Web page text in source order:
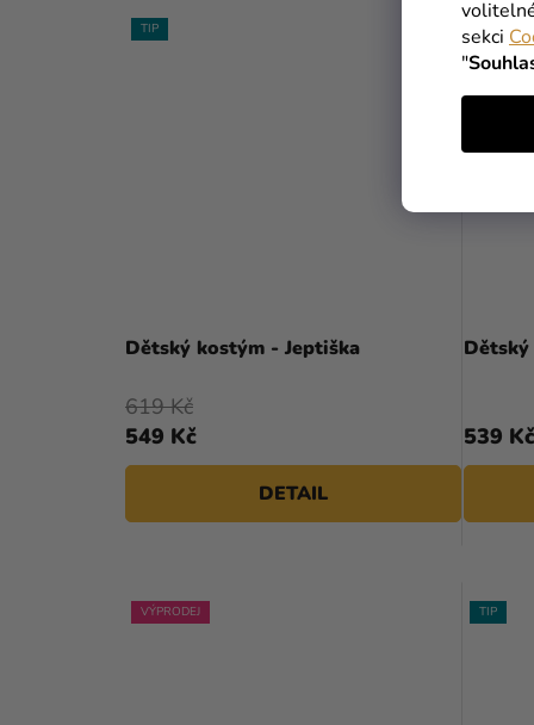
sekci
"
TIP
Dětský kostým - Jeptiška
549 Kč
619 Kč
DETAIL
539 Kč
VÝPRODEJ TIP